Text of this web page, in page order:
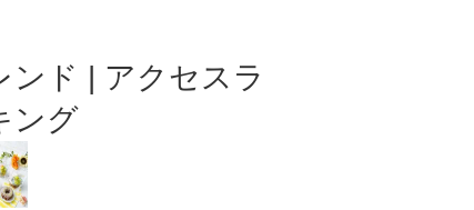
ンド | アクセスラ
ング